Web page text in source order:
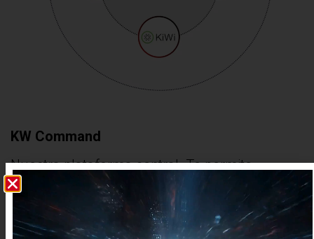
KW Command
Nuestra plataforma central. Te permite
gestionar tu base de datos, campañas de
marketing, tareas, propiedades y reportes en
un solo lugar.